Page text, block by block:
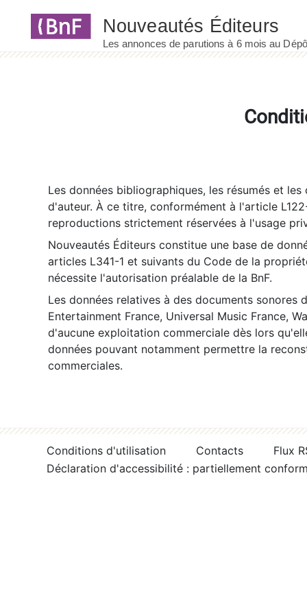
Les données bibliographiques, les résumés et
d'auteur. À ce titre, conformément à l'article
reproductions strictement réservées à l'usage
Nouveautés Éditeurs constitue une base de
articles L341-1 et suivants du Code de la
nécessite l'autorisation préalable de la BnF.
Les données relatives à des documents sonores
Entertainment France, Universal Music France,
d'aucune exploitation commerciale dès lors
données pouvant notamment permettre la
commerciales.
Conditions d'utilisation Contacts
Flux
Déclaration d'accessibilité : partiellement